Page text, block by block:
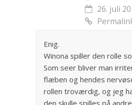
26. juli
Enig.
Winona spiller den rolle
Som seer bliver man
flæben og hendes
rollen troværdig, og jeg
den skulle spilles på